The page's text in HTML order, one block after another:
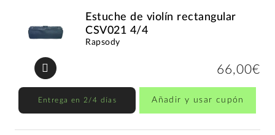
Estuche de violín rectangular
CSV021 4/4
Rapsody
66,00€
Entrega en 2/4 días Añadir y usar cupón